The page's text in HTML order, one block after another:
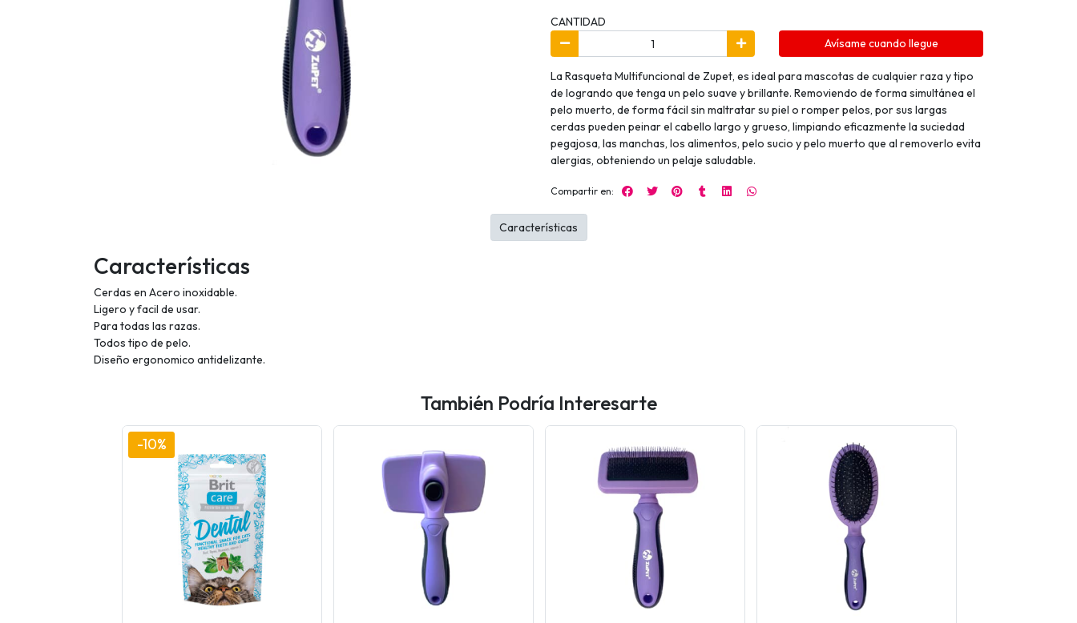
CANTIDAD
Avísame cuando llegue
La Rasqueta Multifuncional de Zupet, es ideal para mascotas de cualquier raza y tipo
de logrando que tenga un pelo suave y brillante. Removiendo de forma simultánea el
pelo muerto, de forma fácil sin maltratar su piel o romper pelos, por sus largas
cerdas pueden peinar el cabello largo y grueso, limpiando eficazmente la suciedad
pegajosa, las manchas, los alimentos, pelo sucio y pelo muerto que al removerlo evita
alergias, obteniendo un pelaje saludable.
Compartir en:
Características
Cerdas en Acero inoxidable.
Ligero y facil de usar.
Para todas las razas.
Todos tipo de pelo.
Diseño ergonomico antidelizante.
Características
También Podría Interesarte
-10%